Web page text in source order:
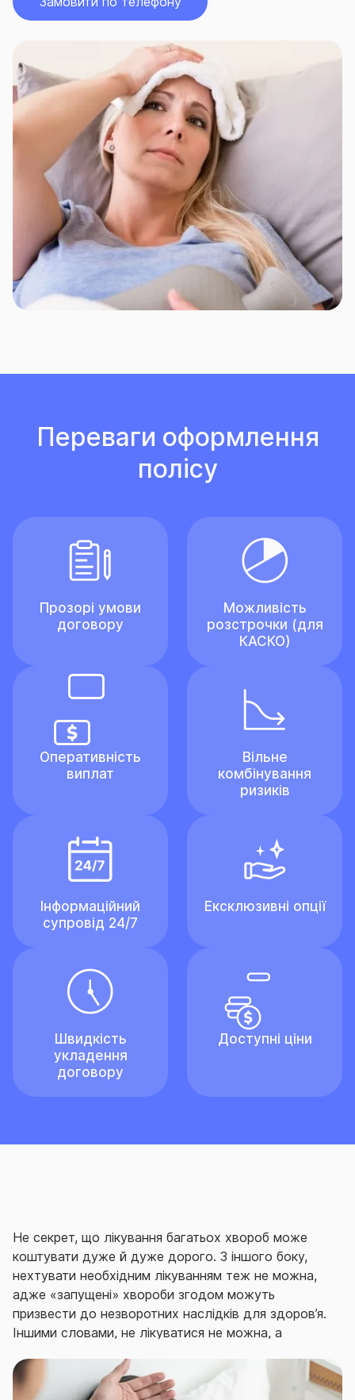
Переваги оформлення
полісу
Прозорі умови
договору
Можливість
розстрочки (для
КАСКО)
Оперативність
виплат
Вільне
комбінування
ризиків
Інформаційний
супровід 24/7
Ексклюзивні опції
Швидкість
укладення
договору
Доступні ціни
Не секрет, що лікування багатьох хвороб може
коштувати дуже й дуже дорого. З іншого боку,
нехтувати необхідним лікуванням теж не можна,
адже «запущені» хвороби згодом можуть
призвести до незворотних наслідків для здоров’я.
Іншими словами, не лікуватися не можна, а
чи є вихід?